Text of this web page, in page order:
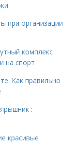
при организации
комплекс
на спорт
Как правильно
:
красивые